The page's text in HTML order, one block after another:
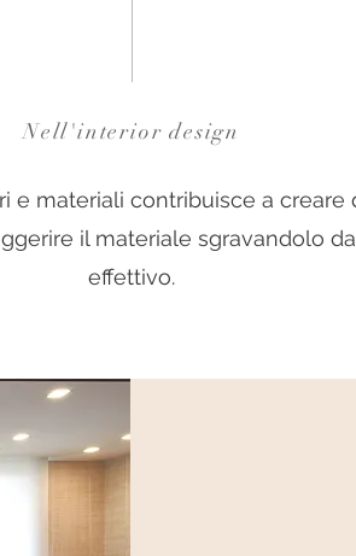
Nell'interior design
e materiali contribuisce a creare
il materiale sgravandolo
effettivo.